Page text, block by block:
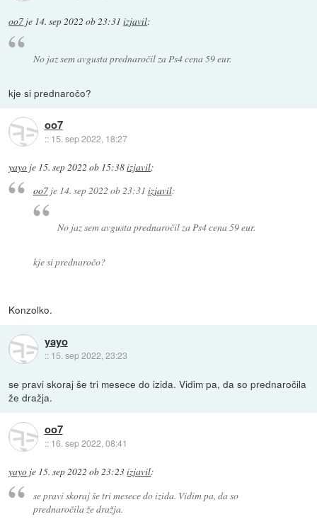
oo7 je 14. sep 2022 ob 23:31 izjavil:
No jaz sem avgusta prednaročil za Ps4 cena 59 eur.
kje si prednaročo?
oo7
:: 15. sep 2022, 18:27
yayo je 15. sep 2022 ob 15:38izjavil:
oo7je 14. sep 2022 ob 23:31 izjavil:
No jaz sem avgusta prednaročil za Ps4 cena 59 eur.
kje si prednaročo?
Konzolko.
yayo
:: 15. sep 2022, 23:23
se pravi skoraj še tri mesece do izida. Vidim pa, da so prednaročila
že dražja.
oo7
:: 16. sep 2022, 08:41
yayo je 15. sep 2022 ob 23:23izjavil:
se pravi skoraj še tri mesece do izida. Vidim pa, da so
prednaročila že dražja.